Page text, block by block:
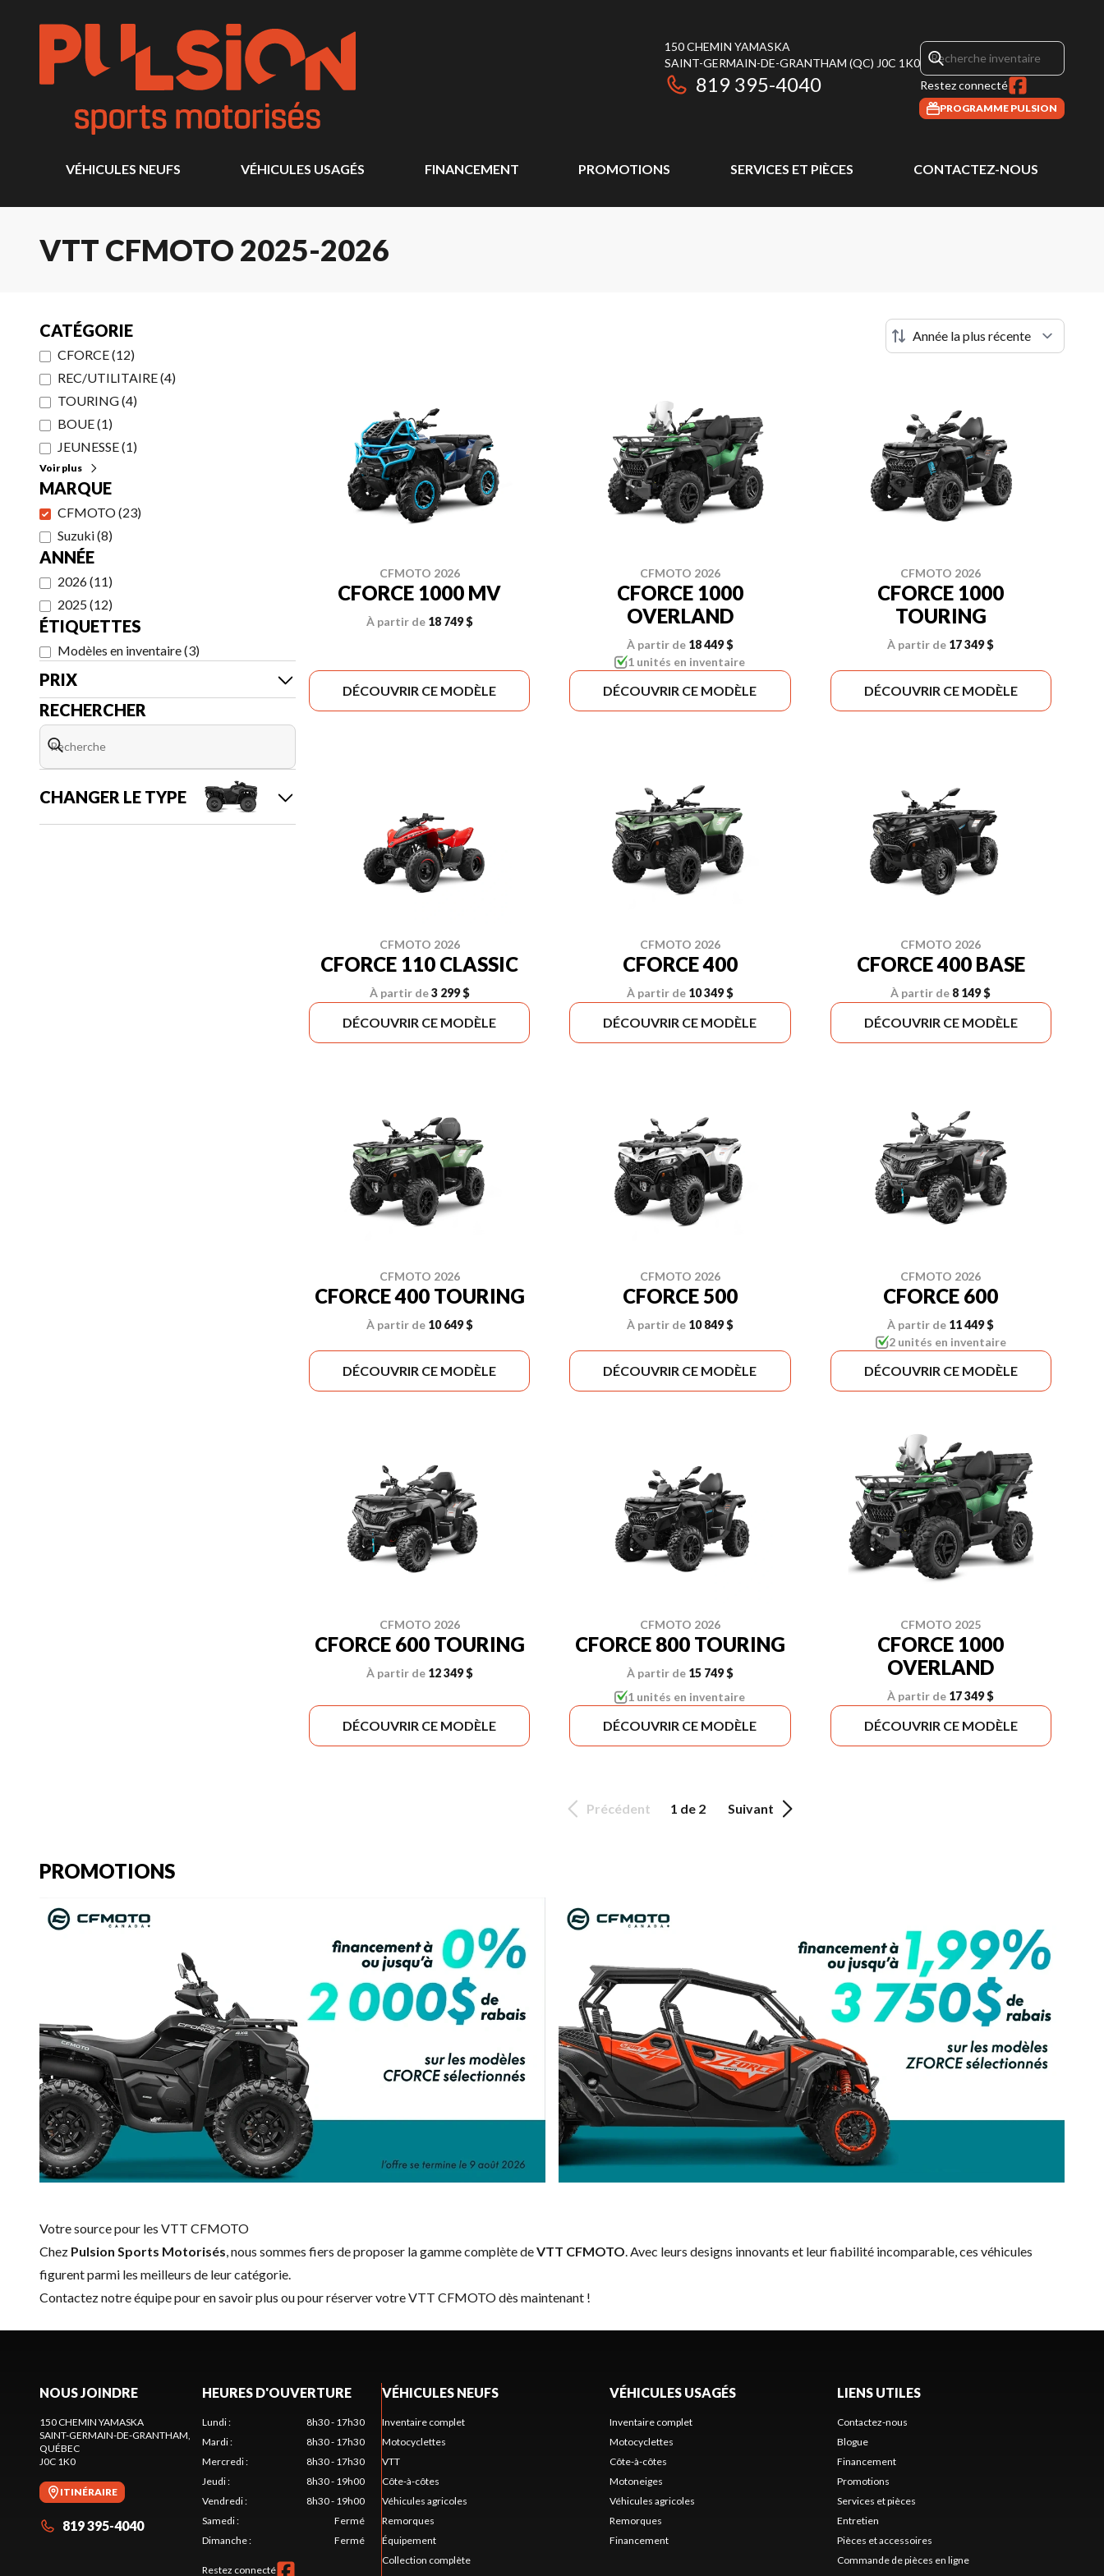
150 CHEMIN YAMASKA
SAINT-GERMAIN-DE-GRANTHAM (QC) J0C 1K0
819 395-4040 Restez connecté
PROGRAMME PULSION
VÉHICULES NEUFS VÉHICULES USAGÉS FINANCEMENT PROMOTIONS SERVICES ET PIÈCES CONTACTEZ-NOUS
VTT CFMOTO 2025-2026
CATÉGORIE
CFORCE(12)
REC/UTILITAIRE(4)
TOURING(4)
BOUE(1)
JEUNESSE(1)
Voir plus
MARQUE
CFMOTO(23)
Suzuki(8)
ANNÉE
2026(11)
2025(12)
ÉTIQUETTES
Modèles en inventaire(3)
PRIX
RECHERCHER
CHANGER LE TYPE
CFMOTO 2026
CFORCE 1000 MV
À partir de 18 749 $
DÉCOUVRIR CE MODÈLE
CFMOTO 2026
CFORCE 1000
OVERLAND
À partir de 18 449 $
1 unités en inventaire
DÉCOUVRIR CE MODÈLE
CFMOTO 2026
CFORCE 1000
TOURING
À partir de 17 349 $
DÉCOUVRIR CE MODÈLE
CFMOTO 2026
CFORCE 110 CLASSIC
À partir de3 299 $
DÉCOUVRIR CE MODÈLE
CFMOTO 2026
CFORCE 400
À partir de 10 349 $
DÉCOUVRIR CE MODÈLE
CFMOTO 2026
CFORCE 400 BASE
À partir de 8 149 $
DÉCOUVRIR CE MODÈLE
CFMOTO 2026
CFORCE 400 TOURING
À partir de 10 649 $
DÉCOUVRIR CE MODÈLE
CFMOTO 2026
CFORCE 500
À partir de 10 849 $
DÉCOUVRIR CE MODÈLE
CFMOTO 2026
CFORCE 600
À partir de 11 449 $
2 unités en inventaire
DÉCOUVRIR CE MODÈLE
CFMOTO 2026
CFORCE 600 TOURING
À partir de 12 349 $
DÉCOUVRIR CE MODÈLE
CFMOTO 2026
CFORCE 800 TOURING
À partir de 15 749 $
1 unités en inventaire
DÉCOUVRIR CE MODÈLE
CFMOTO 2025
CFORCE 1000
OVERLAND
À partir de 17 349 $
DÉCOUVRIR CE MODÈLE
Précédent 1 de 2 Suivant
PROMOTIONS
Votre source pour les VTT CFMOTO
Chez Pulsion Sports Motorisés , nous sommes fiers de proposer la gamme complète deVTT CFMOTO . Avec leurs designs innovants et leur fiabilité incomparable, ces véhicules
figurent parmi les meilleurs de leur catégorie.
Contactez notre équipepour en savoir plus ou pour réserver votre VTT CFMOTO dès maintenant !
NOUS JOINDRE
150 CHEMIN YAMASKA
SAINT-GERMAIN-DE-GRANTHAM
QUÉBEC
J0C 1K0
ITINÉRAIRE
819 395-4040
HEURES D'OUVERTURE
Lundi:
8h30 - 17h30
Mardi:
8h30 - 17h30
Mercredi:
8h30 - 17h30
Jeudi:
8h30 - 19h00
Vendredi:
8h30 - 19h00
Samedi:
Fermé
Dimanche: Fermé
Restez connecté
VÉHICULES NEUFS
Inventaire complet
Motocyclettes
VTT
Côte-à-côtes
Véhicules agricoles
Remorques
Équipement
Collection complète
VÉHICULES USAGÉS
Inventaire complet
Motocyclettes
Côte-à-côtes
Motoneiges
Véhicules agricoles
Remorques
Financement
LIENS UTILES
Contactez-nous
Blogue
Financement
Promotions
Services et pièces
Entretien
Pièces et accessoires
Commande de pièces en ligne